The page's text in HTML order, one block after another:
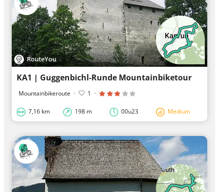
RouteYou
KA1 | Guggenbichl-Runde Mountainbiketour
Mountainbikeroute · 1 ·
7,16 km 198 m 00u23 Medium